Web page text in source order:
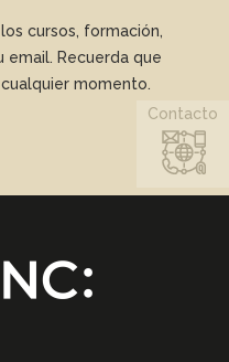
cursos, formación,
Recuerda que
momento.
Contacto